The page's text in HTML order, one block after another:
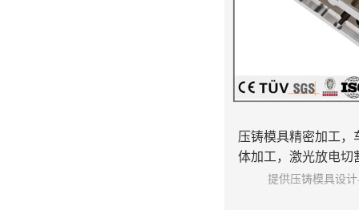
压铸模具精密加工，
体加工，激光放电切
高精密
提供压铸模具设